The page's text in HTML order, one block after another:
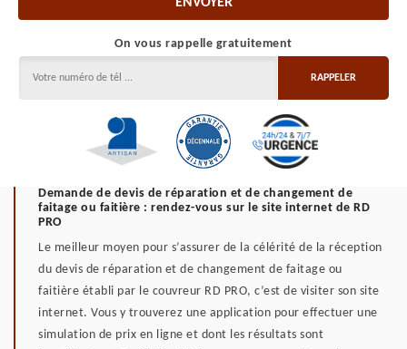
On vous rappelle gratuitement
Demande de devis de réparation et de changement de
faitage ou faitière : rendez-vous sur le site internet de RD
PRO
Le meilleur moyen pour s’assurer de la célérité de la réception
du devis de réparation et de changement de faitage ou
faitière établi par le couvreur RD PRO, c’est de visiter son site
internet. Vous y trouverez une application pour effectuer une
simulation de prix en ligne et dont les résultats sont